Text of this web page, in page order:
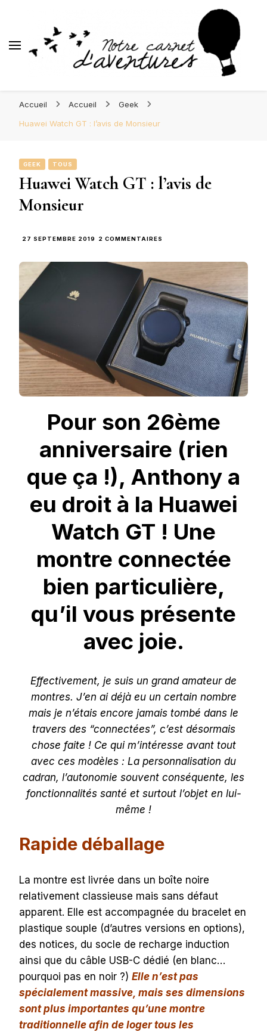
d'Aventures
Accueil Accueil
Geek
Huawei Watch GT : l’avis de Monsieur
GEEK TOUS
Huawei Watch GT : l’avis de
Monsieur
27 SEPTEMBRE 2019 2 COMMENTAIRES
L’AVIS
DE
MONSIEUR
Pour son 26ème
anniversaire (rien
que ça !), Anthony a
eu droit à la Huawei
Watch GT ! Une
montre connectée
bien particulière,
qu’il vous présente
avec joie.
Effectivement, je suis un grand amateur de
montres. J’en ai déjà eu un certain nombre
mais je n’étais encore jamais tombé dans le
travers des “connectées”, c’est désormais
chose faite ! Ce qui m’intéresse avant tout
avec ces modèles : La personnalisation du
cadran, l’autonomie souvent conséquente, les
fonctionnalités santé et surtout l’objet en lui-
même !
Rapide déballage
La montre est livrée dans un boîte noire
relativement classieuse mais sans défaut
apparent. Elle est accompagnée du bracelet en
plastique souple (d’autres versions en options),
des notices, du socle de recharge induction
ainsi que du câble USB-C dédié (en blanc…
pourquoi pas en noir ?) Elle n’est pas
spécialement massive, mais ses dimensions
sont plus importantes qu’une montre
traditionnelle afin de loger tous les